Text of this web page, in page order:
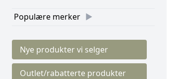
Populære merker
Nye produkter vi selger
Outlet/rabatterte produkter